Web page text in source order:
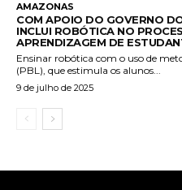
AMAZONAS
COM APOIO DO GOVERNO
INCLUI ROBÓTICA NO
APRENDIZAGEM DE
Ensinar robótica com o uso de
(PBL), que estimula os alunos...
9 de julho de 2025